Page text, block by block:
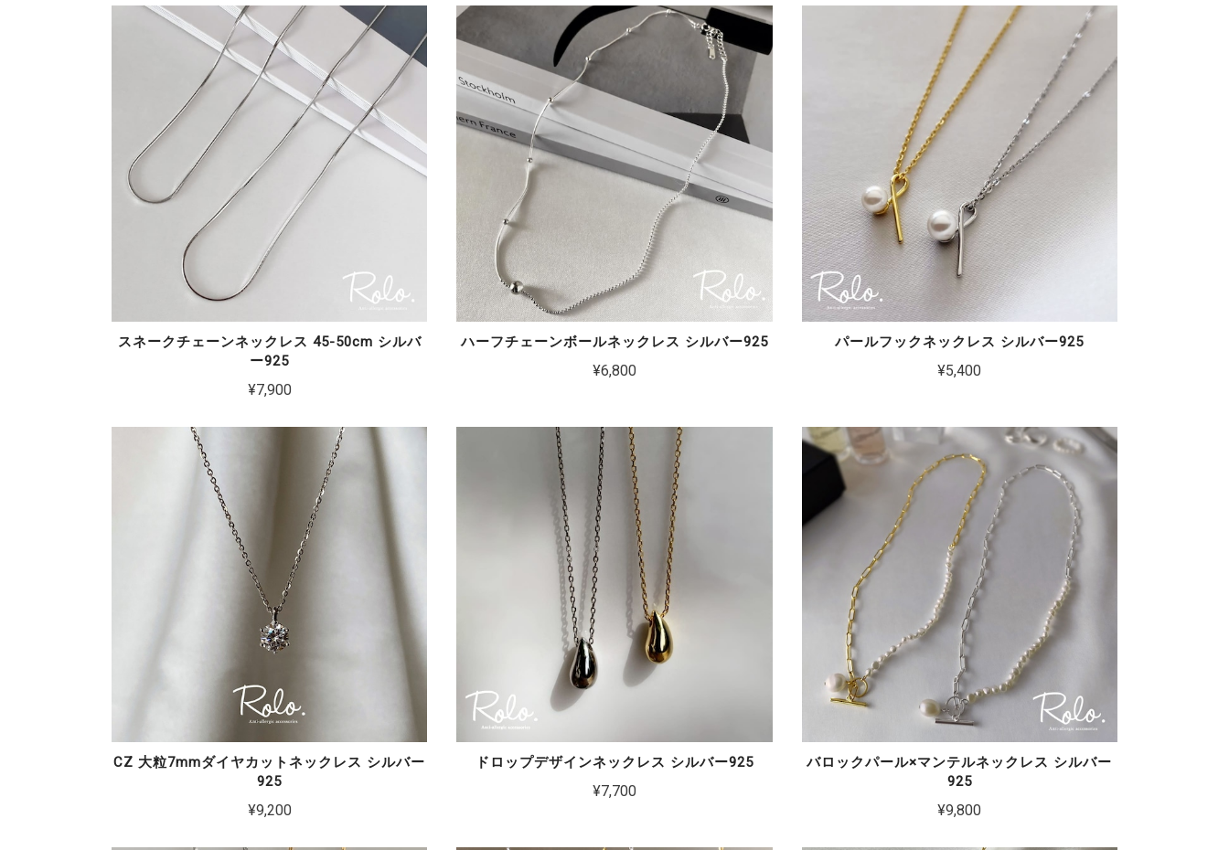
スネークチェーンネックレス 45-50cm シルバ
ー925
¥7,900
ハーフチェーンボールネックレス シルバー925
¥6,800
パールフックネックレス シルバー925
¥5,400
CZ 大粒7mmダイヤカットネックレス シルバー
925
¥9,200
ドロップデザインネックレス シルバー925
¥7,700
バロックパール×マンテルネックレス シルバー
925
¥9,800